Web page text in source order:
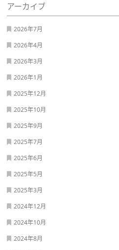
アーカイブ
2026年7月
2026年4月
2026年3月
2026年1月
2025年12月
2025年10月
2025年9月
2025年7月
2025年6月
2025年5月
2025年3月
2024年12月
2024年10月
2024年8月